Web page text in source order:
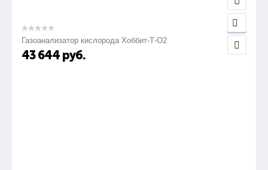
Газоанализатор кислорода Хоббит-Т-О2
43 644 руб.